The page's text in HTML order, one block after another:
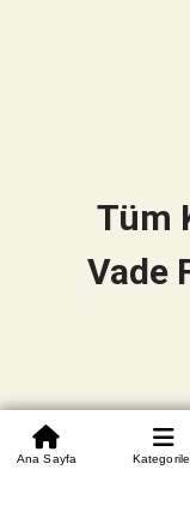
Beden Tablosu
Ana Sayfa
Tüm
Vade